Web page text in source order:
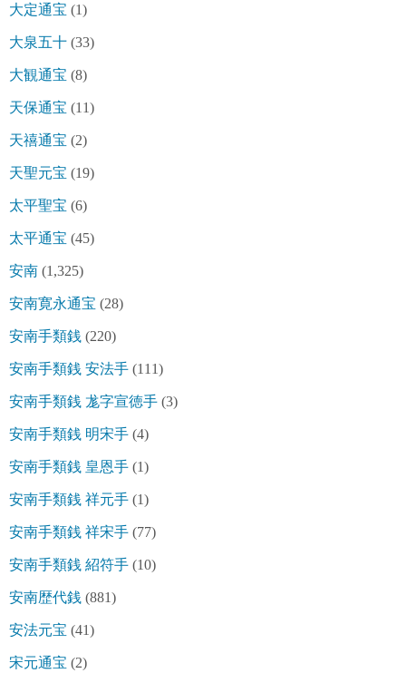
大定通宝 (1)
大泉五十 (33)
大観通宝 (8)
天保通宝 (11)
天禧通宝 (2)
天聖元宝 (19)
太平聖宝 (6)
太平通宝 (45)
安南 (1,325)
安南寛永通宝 (28)
安南手類銭 (220)
安南手類銭 安法手 (111)
安南手類銭 尨字宣徳手 (3)
安南手類銭 明宋手 (4)
安南手類銭 皇恩手 (1)
安南手類銭 祥元手 (1)
安南手類銭 祥宋手 (77)
安南手類銭 紹符手 (10)
安南歴代銭 (881)
安法元宝 (41)
宋元通宝 (2)